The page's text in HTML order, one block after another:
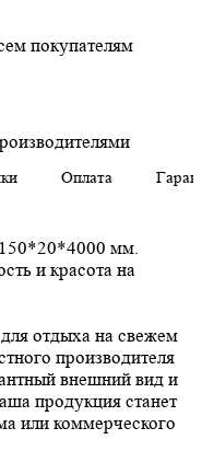
покупателям
Оплата
мм.
и красота на
отдыха на свежем
производителя
внешний вид и
продукция станет
или коммерческого